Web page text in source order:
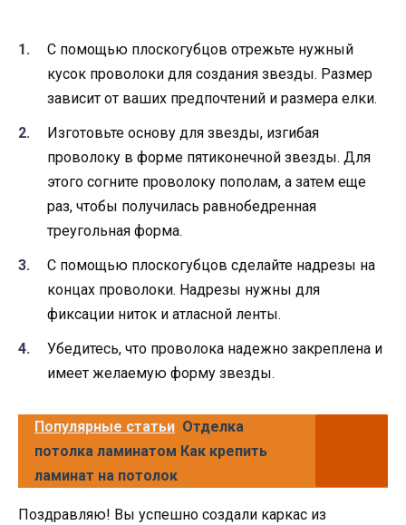
С помощью плоскогубцов отрежьте нужный
кусок проволоки для создания звезды. Размер
зависит от ваших предпочтений и размера елки.
Изготовьте основу для звезды, изгибая
проволоку в форме пятиконечной звезды. Для
этого согните проволоку пополам, а затем еще
раз, чтобы получилась равнобедренная
треугольная форма.
С помощью плоскогубцов сделайте надрезы на
концах проволоки. Надрезы нужны для
фиксации ниток и атласной ленты.
Убедитесь, что проволока надежно закреплена и
имеет желаемую форму звезды.
Популярные статьи Отделка
потолка ламинатом Как крепить
ламинат на потолок
Поздравляю! Вы успешно создали каркас из